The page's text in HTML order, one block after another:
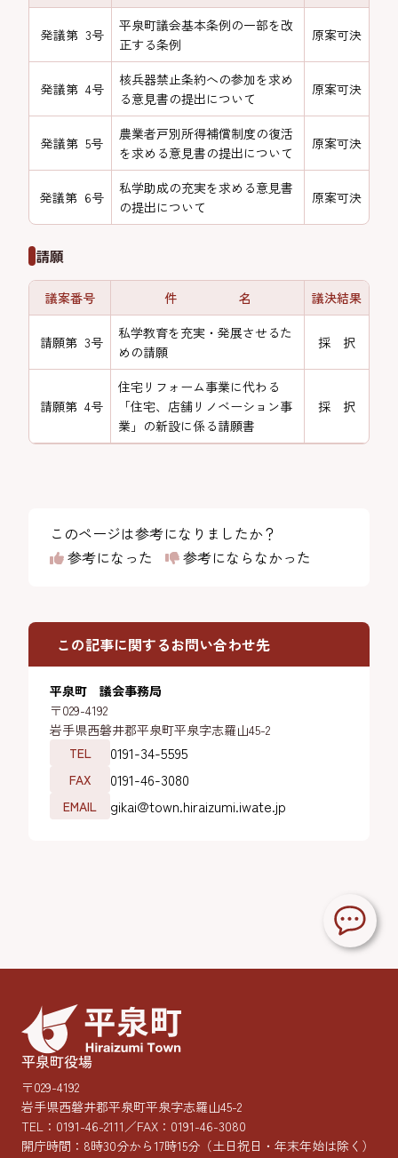
発議第 3号
平泉町議会基本条例の一部を改
正する条例
原案可決
発議第 4号
核兵器禁止条約への参加を求め
る意見書の提出について
原案可決
発議第 5号
農業者戸別所得補償制度の復活
を求める意見書の提出について
原案可決
発議第 6号
私学助成の充実を求める意見書
の提出について
原案可決
請願
議案番号 件 名 議決結果
請願第 3号
私学教育を充実・発展させるた
めの請願
採 択
請願第 4号
住宅リフォーム事業に代わる
「住宅、店舗リノベーション事
業」の新設に係る請願書
採 択
このページは参考になりましたか？
参考になった
参考にならなかった
この記事に関するお問い合わせ先
平泉町 議会事務局
〒029-4192
岩手県西磐井郡平泉町平泉字志羅山45-2
TEL
0191-34-5595
FAX 0191-46-3080
EMAIL gikai@town.hiraizumi.iwate.jp
平泉町役場
〒029-4192
岩手県西磐井郡平泉町平泉字志羅山45-2
TEL： 0191-46-2111／FAX：0191-46-3080
開庁時間：8時30分から17時15分 （土日祝日・年末年始は除く）